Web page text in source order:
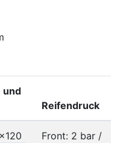
und
Reifendruck
Front: 2 bar /